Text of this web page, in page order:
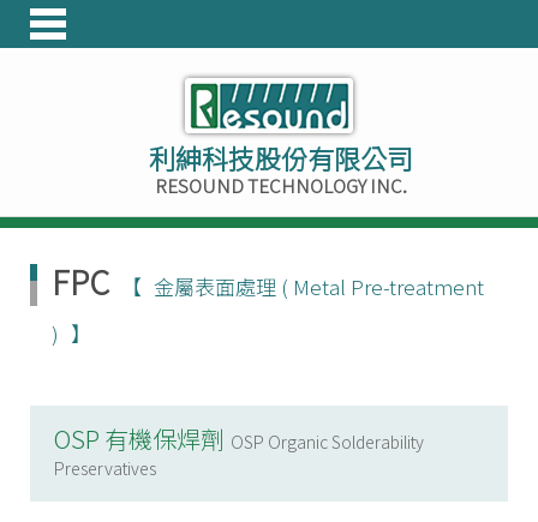
利紳科技股份有限公司
RESOUND TECHNOLOGY INC.
FPC
金屬表面處理 ( Metal Pre-treatment
)
OSP 有機保焊劑 OSP Organic Solderability
Preservatives